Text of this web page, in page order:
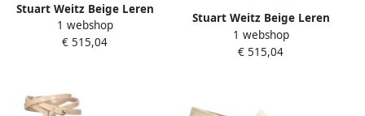
Stuart Weitz Beige Leren
Platte Sandalen
1 webshop
€ 515,04
Stuart Weitz Beige Leren
Hoge Hak Pumps
1 webshop
€ 515,04